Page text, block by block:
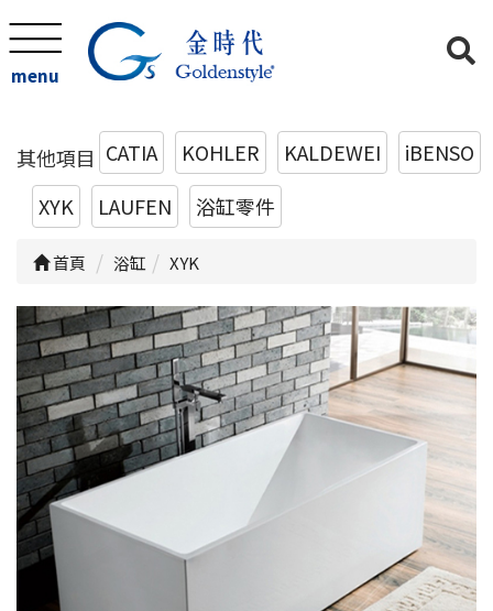
menu
其他項目 CATIA KOHLER KALDEWEI
iBENSO
XYK
LAUFEN 浴缸零件
首頁 浴缸 XYK